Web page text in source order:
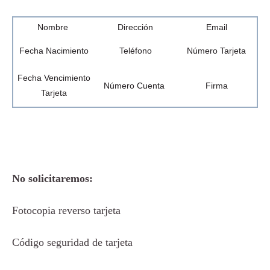
Nombre Dirección Email
Fecha Nacimiento Teléfono Número Tarjeta
Fecha Vencimiento
Tarjeta
Número Cuenta Firma
No solicitaremos:
Fotocopia reverso tarjeta
Código seguridad de tarjeta